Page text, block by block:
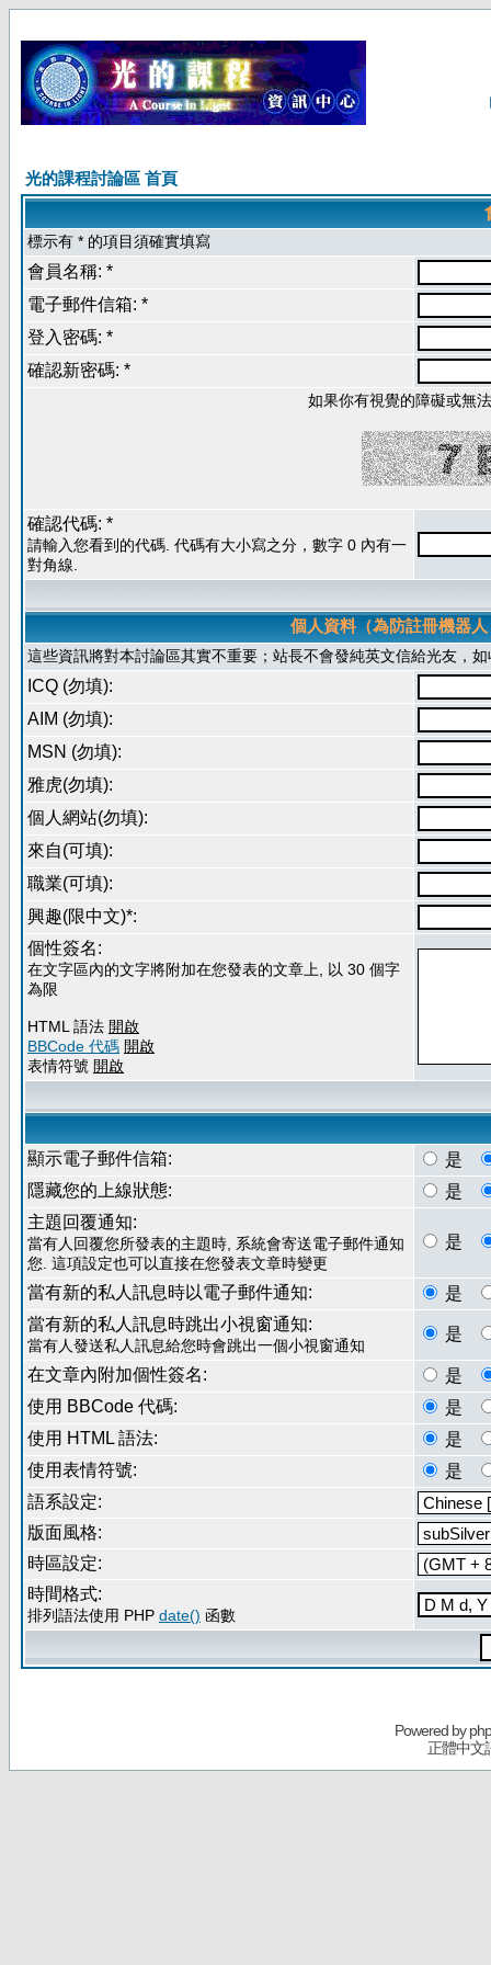
光的課程討論區 首頁
標示有 * 的項目須確實填寫
會員名稱: *
電子郵件信箱: *
登入密碼: *
確認新密碼: *
如果你有視覺的障礙或無
確認代碼: *
請輸入您看到的代碼. 代碼有大小寫之分，數字 0 內有一
對角線.
個人資料（為防註冊機器
這些資訊將對本討論區其實不重要；站長不會發純英文信給光友，
ICQ (勿填):
AIM (勿填):
MSN (勿填):
雅虎(勿填):
個人網站(勿填):
來自(可填):
職業(可填):
興趣(限中文)*:
個性簽名:
在文字區內的文字將附加在您發表的文章上, 以 30 個字
為限
HTML 語法 開啟
BBCode 代碼 開啟
表情符號 開啟
顯示電子郵件信箱:
是
隱藏您的上線狀態:
是
主題回覆通知:
當有人回覆您所發表的主題時, 系統會寄送電子郵件通知
您. 這項設定也可以直接在您發表文章時變更
是
當有新的私人訊息時以電子郵件通知:
是
當有新的私人訊息時跳出小視窗通知:
當有人發送私人訊息給您時會跳出一個小視窗通知
是
在文章內附加個性簽名:
是
使用 BBCode 代碼:
是
使用 HTML 語法:
是
使用表情符號:
是
語系設定:
版面風格:
時區設定:
時間格式:
排列語法使用 PHP date() 函數
Powered by
正體中文